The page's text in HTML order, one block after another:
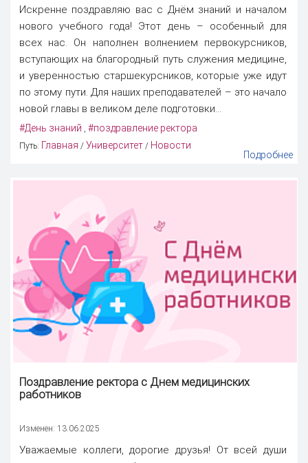
Искренне поздравляю вас с Днём знаний и началом
нового учебного года! Этот день – особенный для
всех нас. Он наполнен волнением первокурсников,
вступающих на благородный путь служения медицине,
и уверенностью старшекурсников, которые уже идут
по этому пути. Для наших преподавателей – это начало
новой главы в великом деле подготовки...
#День знаний , #поздравление ректора
Путь: Главная / Университет / Новости
Подробнее
Поздравление ректора с Днем медицинских
работников
Изменен: 13.06.2025
Уважаемые коллеги, дорогие друзья! От всей души